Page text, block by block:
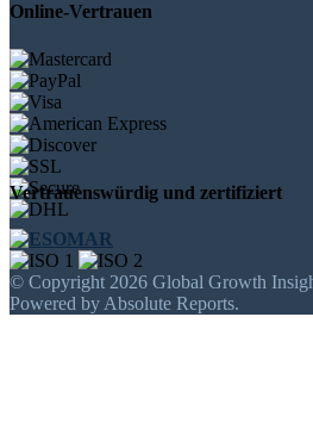
Online-Vertrauen
Vertrauenswürdig und zertifiziert
© Copyright 2026 Global Growth
Powered by Absolute Reports.